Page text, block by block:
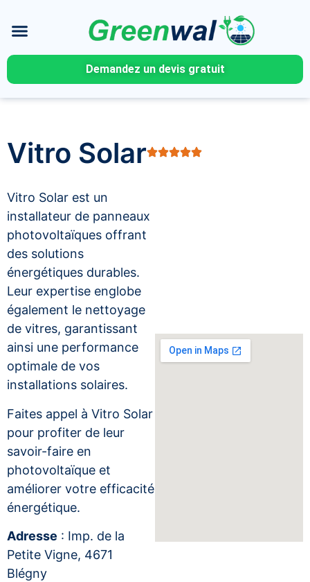
Demandez un devis gratuit
Vitro Solar
Vitro Solar est un
installateur de panneaux
photovoltaïques offrant
des solutions
énergétiques durables.
Leur expertise englobe
également le nettoyage
de vitres, garantissant
ainsi une performance
optimale de vos
installations solaires.
Faites appel à Vitro Solar
pour profiter de leur
savoir-faire en
photovoltaïque et
améliorer votre efficacité
énergétique.
Adresse : Imp. de la
Petite Vigne, 4671
Blégny